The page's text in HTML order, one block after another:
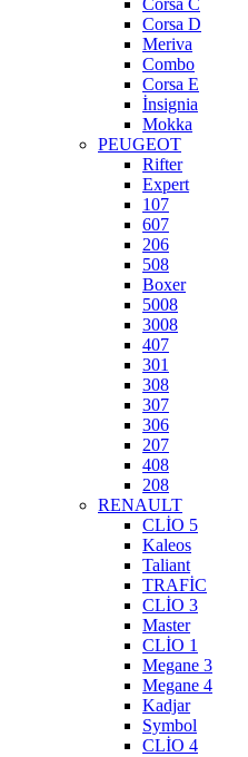
Corsa C
Corsa D
Meriva
Combo
Corsa E
İnsignia
Mokka
PEUGEOT
Rifter
Expert
107
607
206
508
Boxer
5008
3008
407
301
308
307
306
207
408
208
RENAULT
CLİO 5
Kaleos
Taliant
TRAFİC
CLİO 3
Master
CLİO 1
Megane 3
Megane 4
Kadjar
Symbol
CLİO 4